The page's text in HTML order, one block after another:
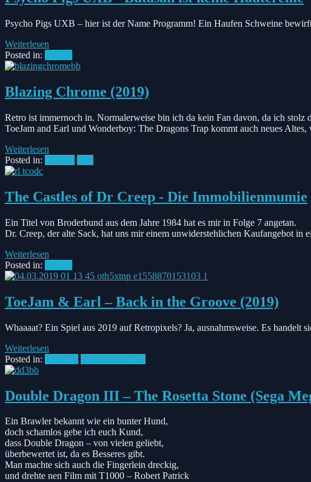
Psycho Pigs UXB – hier ist der Name Programm! Ein Haufen Schweine
Weiterlesen
Posted in:
Blazing Chrome (2019)
Retro ist immernoch in. Normalerweise bin ich da kein Fan davon, da ich stolz
ToeJam and Earl und Wonderboy: The Dragons Trap kommt auch neues
Weiterlesen
Posted in:
The Castles of Dr Creep - Die Immobilienmumie
Ein Titel von Broderbund aus dem Jahre 1984 hat es mir in Folge 7 angetan.
Dr. Creep, der alte Sack, hat uns mir einem unwiderstehlichen Kaufangebot in
Weiterlesen
Posted in:
ToeJam & Earl – Back in the Groove (2019)
Whaaaat? Ein Spiel aus 2019 auf Retropixels? Ja, ausnahmsweise. Es
Weiterlesen
Posted in:
Double Dragon III – The Rosetta Stone (Sega
Ein Brawler bekannt wie ein bunter Hund,
doch schamlos gebe ich euch Kund,
dass Double Dragon – von vielen geliebt,
überbewertet ist, da es Besseres gibt.
Man machte sich auch die Fingerlein dreckig,
und drehte nen Film mit T1000 – Robert Patrick